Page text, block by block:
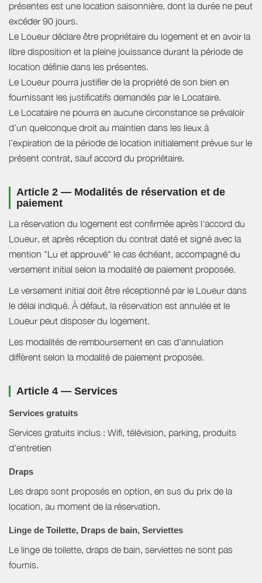
présentes est une location saisonnière, dont la durée ne peut
excéder 90 jours.
Le Loueur déclare être propriétaire du logement et en avoir la
libre disposition et la pleine jouissance durant la période de
location définie dans les présentes.
Le Loueur pourra justifier de la propriété de son bien en
fournissant les justificatifs demandés par le Locataire.
Le Locataire ne pourra en aucune circonstance se prévaloir
d’un quelconque droit au maintien dans les lieux à
l’expiration de la période de location initialement prévue sur le
présent contrat, sauf accord du propriétaire.
Article 2 — Modalités de réservation et de
paiement
La réservation du logement est confirmée après l'accord du
Loueur, et après réception du contrat daté et signé avec la
mention "Lu et approuvé" le cas échéant, accompagné du
versement initial selon la modalité de paiement proposée.
Le versement initial doit être réceptionné par le Loueur dans
le délai indiqué. À défaut, la réservation est annulée et le
Loueur peut disposer du logement.
Les modalités de remboursement en cas d'annulation
diffèrent selon la modalité de paiement proposée.
Article 4 — Services
Services gratuits
Services gratuits inclus : Wifi, télévision, parking, produits
d'entretien
Draps
Les draps sont proposés en option, en sus du prix de la
location, au moment de la réservation.
Linge de Toilette, Draps de bain, Serviettes
Le linge de toilette, draps de bain, serviettes ne sont pas
fournis.